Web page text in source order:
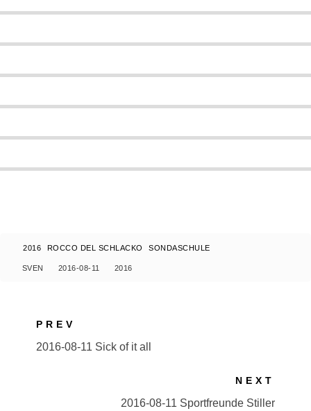
2016 ROCCO DEL SCHLACKO SONDASCHULE
SVEN 2016-08-11 2016
PREV
2016-08-11 Sick of it all
NEXT
2016-08-11 Sportfreunde Stiller